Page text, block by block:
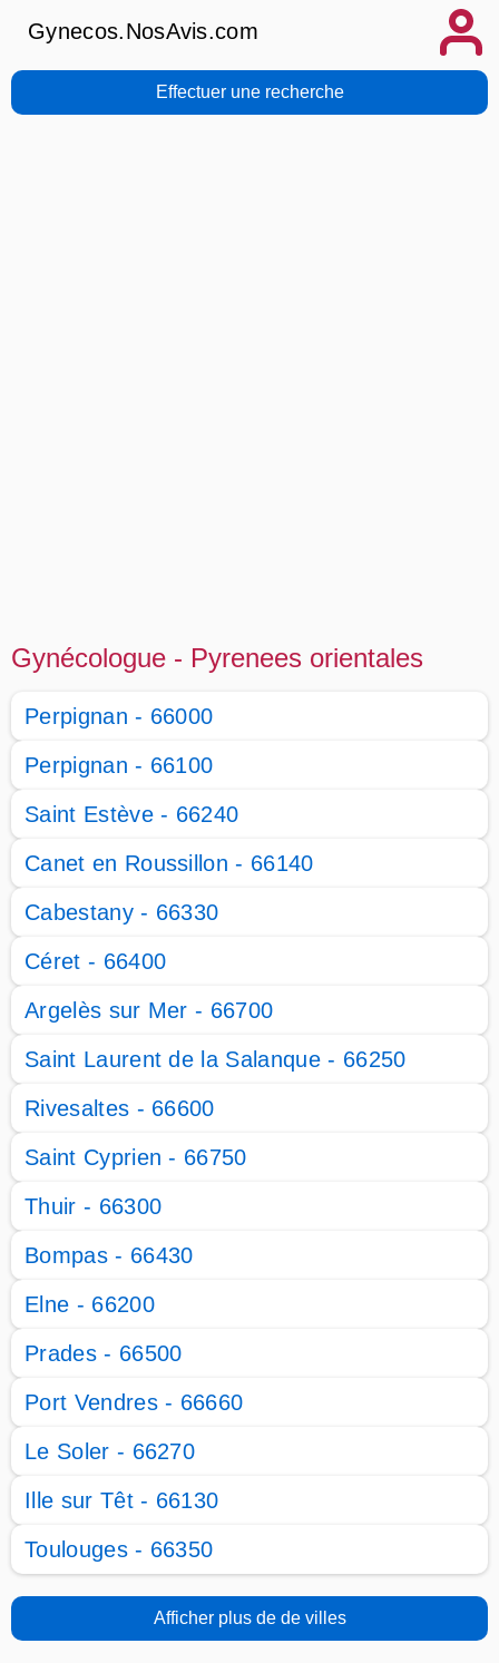
Gynecos.NosAvis.com
Effectuer une recherche
Gynécologue - Pyrenees orientales
Perpignan - 66000
Perpignan - 66100
Saint Estève - 66240
Canet en Roussillon - 66140
Cabestany - 66330
Céret - 66400
Argelès sur Mer - 66700
Saint Laurent de la Salanque - 66250
Rivesaltes - 66600
Saint Cyprien - 66750
Thuir - 66300
Bompas - 66430
Elne - 66200
Prades - 66500
Port Vendres - 66660
Le Soler - 66270
Ille sur Têt - 66130
Toulouges - 66350
Afficher plus de de villes